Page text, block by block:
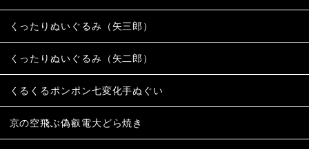
くったりぬいぐるみ（矢三郎）
くったりぬいぐるみ（矢二郎）
くるくるポンポン七変化手ぬぐい
京の空飛ぶ偽叡電大どら焼き